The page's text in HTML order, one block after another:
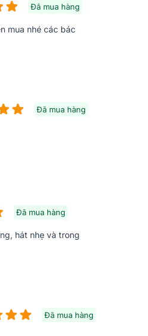
2 cổng canon dành cho 2
linh hoạt với nhiều thiết bị âm
Đã mua hàng
mua nhé các bác
Đã mua hàng
Đã mua hàng
hát nhẹ và trong
Đã mua hàng